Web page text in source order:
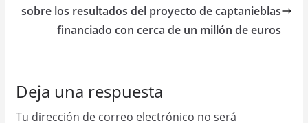
sobre los resultados del proyecto de captanieblas
financiado con cerca de un millón de euros
Deja una respuesta
Tu dirección de correo electrónico no será